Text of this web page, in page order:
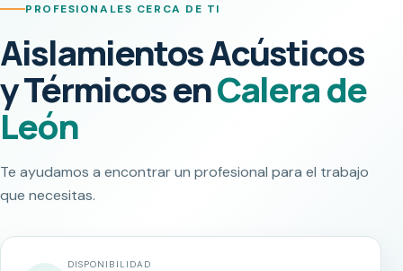
PROFESIONALES CERCA DE TI
Aislamientos Acústicos
y Térmicos enCalera de
León
Te ayudamos a encontrar un profesional para el trabajo
que necesitas.
DISPONIBILIDAD